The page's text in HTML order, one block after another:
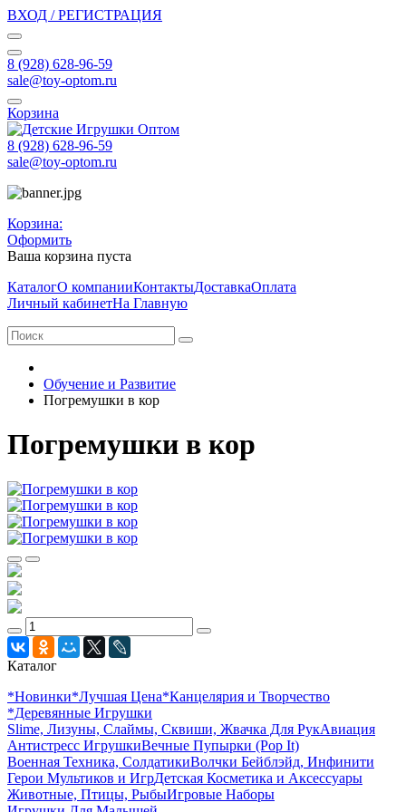
ВХОД / РЕГИСТРАЦИЯ
8 (928) 628-96-59
sale@toy-optom.ru
Корзина
8 (928) 628-96-59
sale@toy-optom.ru
Корзина:
Оформить
Ваша корзина пуста
КаталогО компанииКонтактыДоставкаОплата
Личный кабинетНа Главную
Обучение и Развитие
Погремушки в кор
Погремушки в кор
Каталог
*Новинки*Лучшая Цена*Канцелярия и Творчество
*Деревянные Игрушки
Slime, Лизуны, Слаймы, Сквиши, Жвачка Для РукАвиация
Антистресс ИгрушкиВечные Пупырки (Pop It)
Военная Техника, СолдатикиВолчки Бейблэйд, Инфинити
Герои Мультиков и ИгрДетcкая Косметика и Аксессуары
Животные, Птицы, РыбыИгровые Наборы